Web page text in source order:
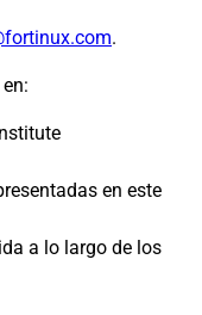
.
en este
a lo largo de los